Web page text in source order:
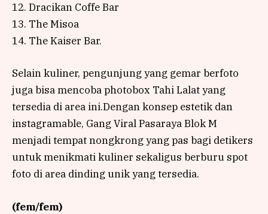
12. Dracikan Coffe Bar
13. The Misoa
14. The Kaiser Bar.
Selain kuliner, pengunjung yang gemar berfoto
juga bisa mencoba photobox Tahi Lalat yang
tersedia di area ini.Dengan konsep estetik dan
instagramable, Gang Viral Pasaraya Blok M
menjadi tempat nongkrong yang pas bagi detikers
untuk menikmati kuliner sekaligus berburu spot
foto di area dinding unik yang tersedia.
(fem/fem)